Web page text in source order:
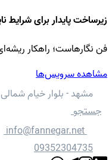
زیرساخت پایدار برای شرایط
فن نگارهاست؛ راهکار
مشاهده سرویس‌ها
مشهد - بلوار خیام شمالی - بین خیام 54 و
جستجو
info@fannegar.net
09352304735